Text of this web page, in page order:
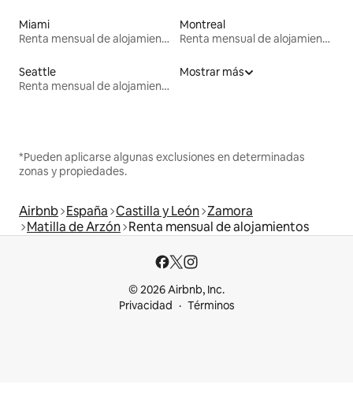
Miami
Renta mensual de alojamientos
Montreal
Renta mensual de alojamientos
Seattle
Renta mensual de alojamientos
Mostrar más
*Pueden aplicarse algunas exclusiones en determinadas
zonas y propiedades.
Airbnb España Castilla y León Zamora
Matilla de Arzón Renta mensual de alojamientos
© 2026 Airbnb, Inc.
Privacidad
Términos